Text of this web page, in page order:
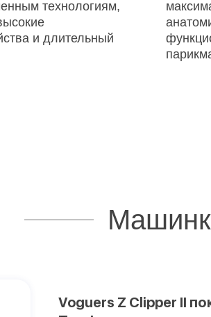
технологиям,
и длительный
Voguers Z Clipper II